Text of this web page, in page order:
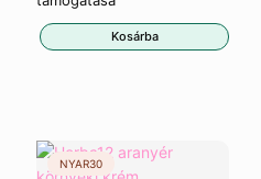
Kosárba